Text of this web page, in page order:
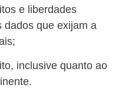
e liberdades
dados que exijam a
inclusive quanto ao